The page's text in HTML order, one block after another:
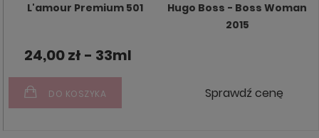
L'amour Premium 501
Hugo Boss - Boss Woman
2015
24,00 zł - 33ml
DO KOSZYKA Sprawdź cenę